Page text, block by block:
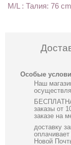
M/L : Талия: 76 cm
Особые
Наш
заказы от
заказе на
доставку
Новой